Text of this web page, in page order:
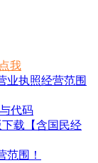
我
业执照经营范围
代码
下载【含国民经
范围！